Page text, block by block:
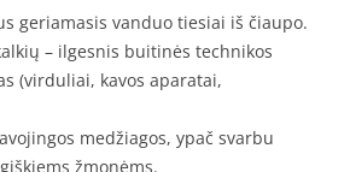
geriamasis vanduo tiesiai iš čiaupo.
– ilgesnis buitinės technikos
(virduliai, kavos aparatai,
medžiagos, ypač svarbu
žmonėms.